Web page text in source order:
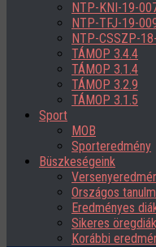
NTP-KNI-19-
NTP-TFJ-19-
NTP-CSSZP-
TÁMOP 3.4.4
TÁMOP 3.1.4
TÁMOP 3.2.9
TÁMOP 3.1.5
Sport
MOB
Sporteredmény
Büszkeségeink
Országos
Eredményes
Sikeres
Korábbi